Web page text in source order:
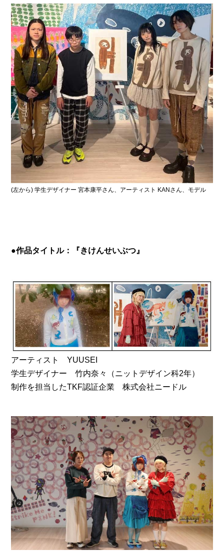
(左から) 学生デザイナー 宮本康平さん、アーティスト KANさん、モデル
●作品タイトル：『きけんせいぶつ』
アーティスト YUUSEI
学生デザイナー 竹内奈々（ニットデザイン科2年）
制作を担当したTKF認証企業 株式会社ニードル